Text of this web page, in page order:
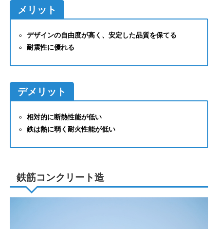
メリット
デザインの自由度が高く、安定した品質を保てる
耐震性に優れる
デメリット
相対的に断熱性能が低い
鉄は熱に弱く耐火性能が低い
鉄筋コンクリート造